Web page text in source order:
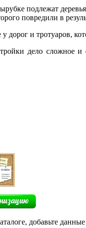
подлежат
повредили в
и тротуаров,
дело сложное и
добавьте